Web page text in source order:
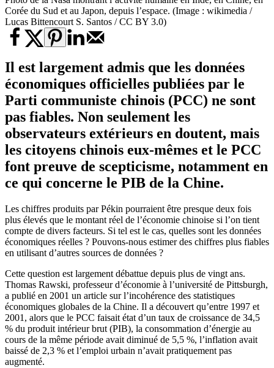
Corée du Sud et au Japon, depuis l’espace. (Image : wikimedia /
Lucas Bittencourt S. Santos / CC BY 3.0)
Il est largement admis que les données
économiques officielles publiées par le
Parti communiste chinois (PCC) ne sont
pas fiables. Non seulement les
observateurs extérieurs en doutent, mais
les citoyens chinois eux-mêmes et le PCC
font preuve de scepticisme, notamment en
ce qui concerne le PIB de la Chine.
Les chiffres produits par Pékin pourraient être presque deux fois
plus élevés que le montant réel de l’économie chinoise si l’on tient
compte de divers facteurs. Si tel est le cas, quelles sont les données
économiques réelles ? Pouvons-nous estimer des chiffres plus fiables
en utilisant d’autres sources de données ?
Cette question est largement débattue depuis plus de vingt ans.
Thomas Rawski, professeur d’économie à l’université de Pittsburgh,
a publié en 2001 un article sur l’incohérence des statistiques
économiques globales de la Chine. Il a découvert qu’entre 1997 et
2001, alors que le PCC faisait état d’un taux de croissance de 34,5
% du produit intérieur brut (PIB), la consommation d’énergie au
cours de la même période avait diminué de 5,5 %, l’inflation avait
baissé de 2,3 % et l’emploi urbain n’avait pratiquement pas
augmenté.